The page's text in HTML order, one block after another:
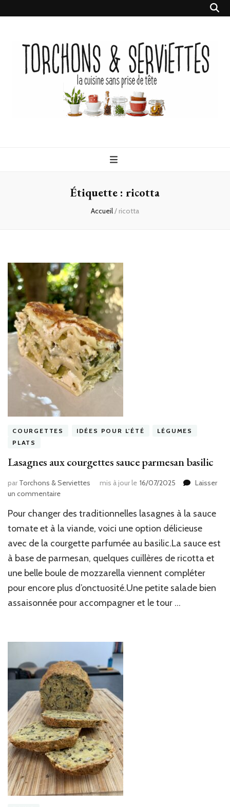
Serviettes
Étiquette : ricotta
Accueil/ ricotta
COURGETTES IDÉES POUR L'ÉTÉ
LÉGUMES
PLATS
Lasagnes aux courgettes sauce parmesan basilic
par Torchons & Serviettes mis à jour le 16/07/2025
Laisser
un commentairesur
aux
courgettes
parmesan
basilic
Pour changer des traditionnelles lasagnes à la sauce
tomate et à la viande, voici une option délicieuse
avec de la courgette parfumée au basilic.La sauce est
à base de parmesan, quelques cuillères de ricotta et
une belle boule de mozzarella viennent compléter
pour encore plus d’onctuosité.Une petite salade bien
assaisonnée pour accompagner et le tour …